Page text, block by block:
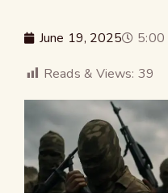
June 19, 2025
5:00
Reads & Views: 39